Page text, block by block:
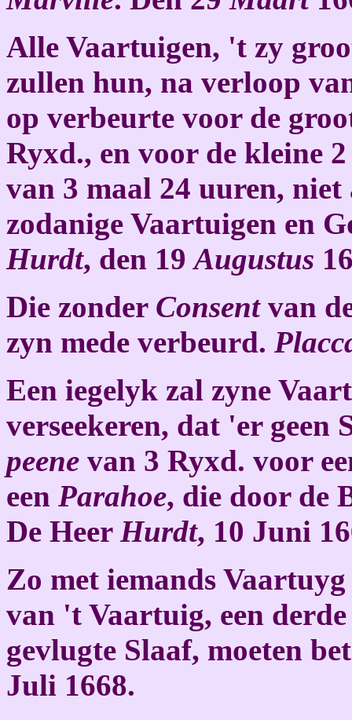
Alle Vaartuigen, 't zy
zullen hun, na verloop
op verbeurte voor de
Ryxd., en voor de kleine
van 3 maal 24 uuren, niet
zodanige Vaartuigen en
Hurdt, den 19Augustus
Die zonder Consentvan
zyn mede verbeurd.
Een iegelyk zal zyne
verseekeren, dat 'er geen
peene van 3 Ryxd. voor
een Parahoe, die door de
De Heer Hurdt, 10 Juni
Zo met iemands
van 't Vaartuig, een
gevlugte Slaaf, moeten
Juli 1668.